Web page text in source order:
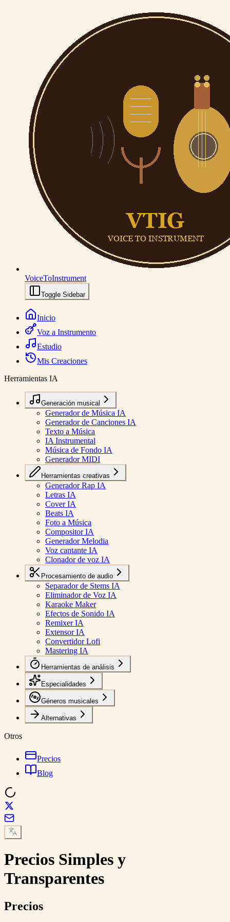
VoiceToInstrument
Toggle Sidebar
Inicio
Voz a Instrumento
Estudio
Mis Creaciones
Herramientas IA
Generación musical
Generador de Música IA
Generador de Canciones IA
Texto a Música
IA Instrumental
Música de Fondo IA
Generador MIDI
Herramientas creativas
Generador Rap IA
Letras IA
Cover IA
Beats IA
Foto a Música
Compositor IA
Generador Melodia
Voz cantante IA
Clonador de voz IA
Procesamiento de audio
Separador de Stems IA
Eliminador de Voz IA
Karaoke Maker
Efectos de Sonido IA
Remixer IA
Extensor IA
Convertidor Lofi
Mastering IA
Herramientas de análisis
Especialidades
Géneros musicales
Alternativas
Otros
Precios
Blog
Precios Simples y
Transparentes
Precios